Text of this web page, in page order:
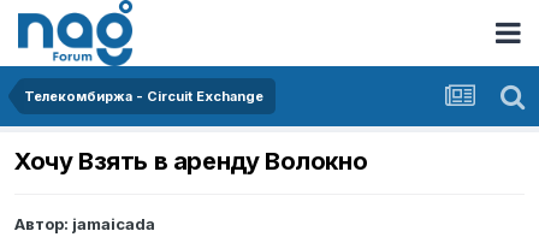
Телекомбиржа - Circuit Exchange
Хочу Взять в аренду Волокно
Автор: jamaicada